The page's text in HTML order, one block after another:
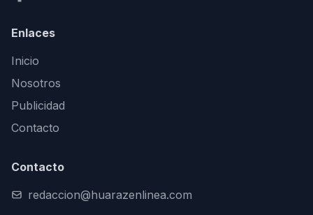
Enlaces
Inicio
Nosotros
Publicidad
Contacto
Contacto
redaccion@huarazenlinea.com